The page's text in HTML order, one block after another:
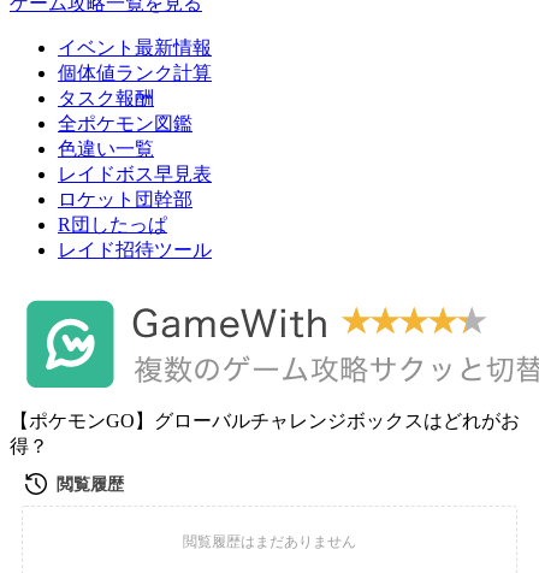
イベント最新情報
個体値ランク計算
タスク報酬
全ポケモン図鑑
色違い一覧
レイドボス早見表
ロケット団幹部
R団したっぱ
レイド招待ツール
【ポケモンGO】グローバルチャレンジボックスはどれがお
得？